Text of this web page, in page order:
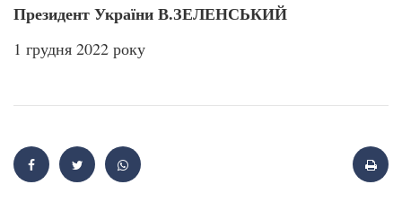
Президент України В.ЗЕЛЕНСЬКИЙ
1 грудня 2022 року